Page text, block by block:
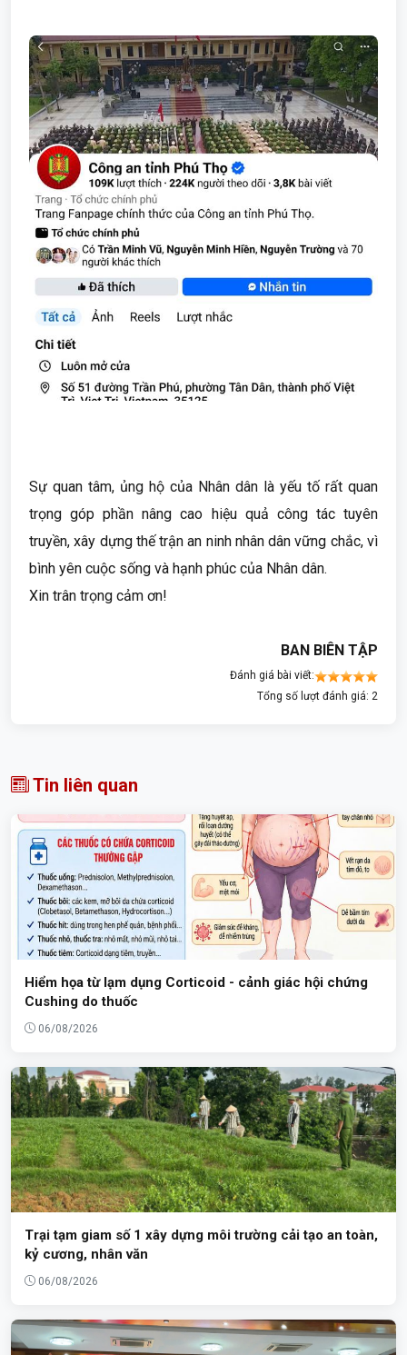
Sự quan tâm, ủng hộ của Nhân dân là yếu tố rất quan
trọng góp phần nâng cao hiệu quả công tác tuyên
truyền, xây dựng thế trận an ninh nhân dân vững chắc, vì
bình yên cuộc sống và hạnh phúc của Nhân dân.
Xin trân trọng cảm ơn!
BAN BIÊN TẬP
Đánh giá bài viết:
Tổng số lượt đánh giá: 2
Tin liên quan
Hiểm họa từ lạm dụng Corticoid - cảnh giác hội chứng
Cushing do thuốc
06/08/2026
Trại tạm giam số 1 xây dựng môi trường cải tạo an toàn,
kỷ cương, nhân văn
06/08/2026